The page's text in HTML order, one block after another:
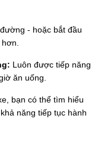
- hoặc bắt đầu
Luôn được tiếp năng
ăn uống.
bạn có thể tìm hiểu
năng tiếp tục hành